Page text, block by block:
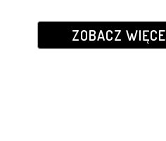
ZOBACZ